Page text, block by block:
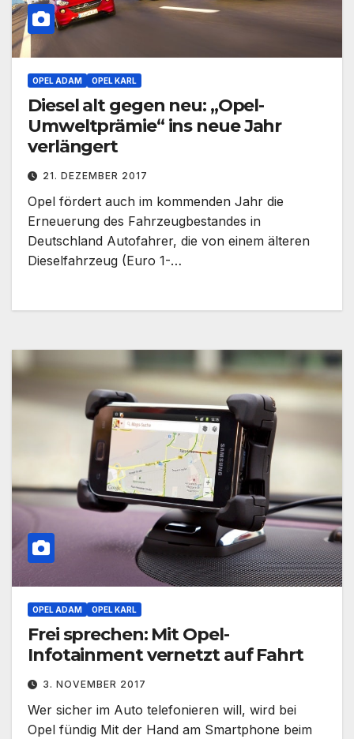
OPEL ADAM OPEL KARL
Diesel alt gegen neu: „Opel-
Umweltprämie“ ins neue Jahr
verlängert
21. DEZEMBER 2017
Opel fördert auch im kommenden Jahr die
Erneuerung des Fahrzeugbestandes in
Deutschland Autofahrer, die von einem älteren
Dieselfahrzeug (Euro 1-…
OPEL ADAM OPEL KARL
Frei sprechen: Mit Opel-
Infotainment vernetzt auf Fahrt
3. NOVEMBER 2017
Wer sicher im Auto telefonieren will, wird bei
Opel fündig Mit der Hand am Smartphone beim